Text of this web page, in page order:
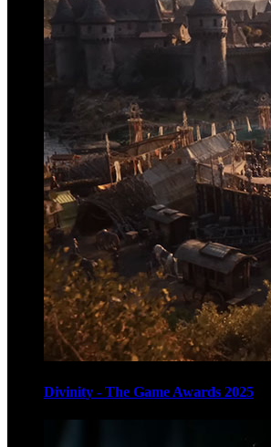
Divinity - The Game Awards 2025